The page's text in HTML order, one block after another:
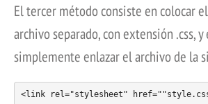
El tercer método consiste en colocar
archivo separado, con extensión .css, y
simplemente enlazar el archivo de la